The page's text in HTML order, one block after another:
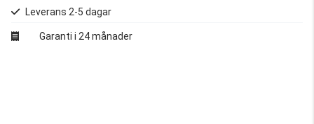
Leverans 2-5 dagar
Garanti i 24 månader